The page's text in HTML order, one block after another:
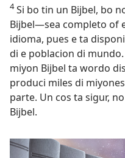
4Si bo tin un Bijbel, bo
Bijbel—sea completo of
idioma, pues e ta
di e poblacion di
miyon Bijbel ta wordo
produci miles di
parte. Un cos ta sigur,
Bijbel.